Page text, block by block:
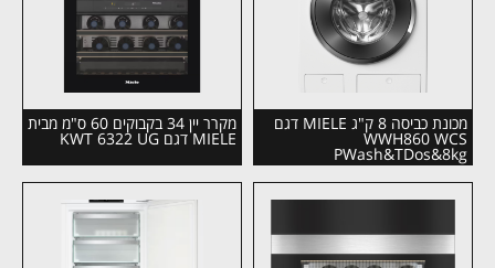
מכונת כביסה 8 ק"ג MIELE דגם
WWH860 WCS
PWash&TDos&8kg
מקרר יין 34 בקבוקים 60 ס"מ מבית
MIELE דגם KWT 6322 UG